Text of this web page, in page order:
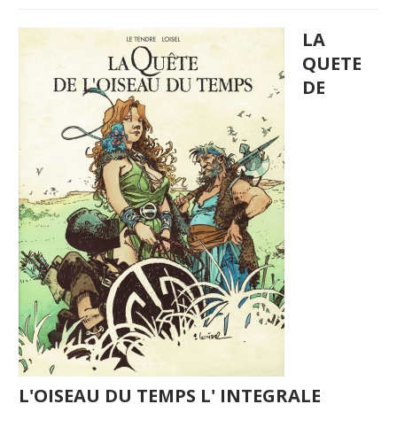
LA
QUETE
DE
L'OISEAU DU TEMPS L' INTEGRALE